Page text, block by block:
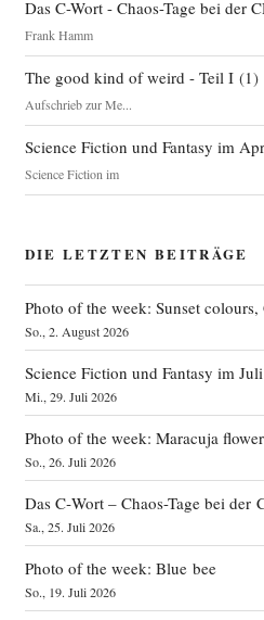
Das C-Wort - Chaos-Tage bei der
Frank Hamm
The good kind of weird - Teil I(1)
Aufschrieb zur Me...
Science Fiction und Fantasy im
Science Fiction im
DIE LETZTEN BEITRÄGE
Photo of the week: Sunset
So., 2. August 2026
Science Fiction und Fantasy im
Mi., 29. Juli 2026
Photo of the week: Maracuja flower
So., 26. Juli 2026
Das C‑Wort – Chaos-Tage bei der
Sa., 25. Juli 2026
Photo of the week: Blue bee
So., 19. Juli 2026